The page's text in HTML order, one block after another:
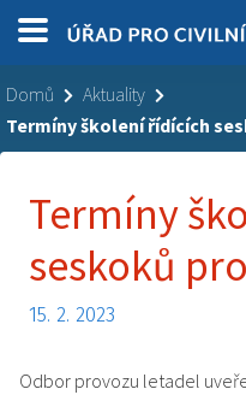
Domů
Aktuality
Termíny školení řídících
Termíny
seskoků
15. 2. 2023
Odbor provozu letadel